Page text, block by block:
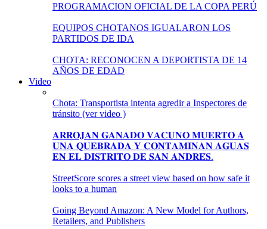
PROGRAMACION OFICIAL DE LA COPA PERÚ
EQUIPOS CHOTANOS IGUALARON LOS
PARTIDOS DE IDA
CHOTA: RECONOCEN A DEPORTISTA DE 14
AÑOS DE EDAD
Video
Chota: Transportista intenta agredir a Inspectores de
tránsito (ver video )
𝐀𝐑𝐑𝐎𝐉𝐀𝐍 𝐆𝐀𝐍𝐀𝐃𝐎 𝐕𝐀𝐂𝐔𝐍𝐎 𝐌𝐔𝐄𝐑𝐓𝐎 𝐀
𝐔𝐍𝐀 𝐐𝐔𝐄𝐁𝐑𝐀𝐃𝐀 𝐘 𝐂𝐎𝐍𝐓𝐀𝐌𝐈𝐍𝐀𝐍 𝐀𝐆𝐔𝐀𝐒
𝐄𝐍 𝐄𝐋 𝐃𝐈𝐒𝐓𝐑𝐈𝐓𝐎 𝐃𝐄 𝐒𝐀𝐍 𝐀𝐍𝐃𝐑𝐄́𝐒.
StreetScore scores a street view based on how safe it
looks to a human
Going Beyond Amazon: A New Model for Authors,
Retailers, and Publishers